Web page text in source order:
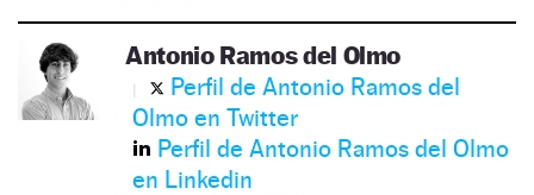
Antonio Ramos del Olmo
Perfil de Antonio Ramos del
Olmo en Twitter
Perfil de Antonio Ramos del Olmo
en Linkedin